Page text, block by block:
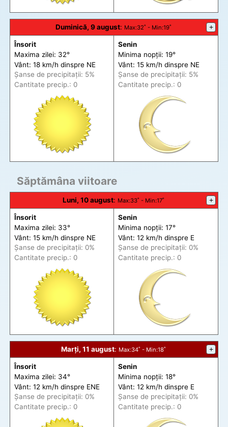
Duminică, 9 august: Max:32˚ - Min:19˚ +
Însorit
Maxima zilei: 32°
Vânt: 18 km/h dinspre NE
Șanse de precipitații: 5%
Cantitate precip.: 0
Senin
Minima nopții: 19°
Vânt: 15 km/h dinspre NE
Șanse de precipitații: 5%
Cantitate precip.: 0
Săptămâna viitoare
Luni, 10 august: Max:33˚ - Min:17˚ +
Însorit
Maxima zilei: 33°
Vânt: 15 km/h dinspre NE
Șanse de precipitații: 0%
Cantitate precip.: 0
Senin
Minima nopții: 17°
Vânt: 12 km/h dinspre E
Șanse de precipitații: 0%
Cantitate precip.: 0
Marți, 11 august: Max:34˚ - Min:18˚ +
Însorit
Maxima zilei: 34°
Vânt: 12 km/h dinspre ENE
Șanse de precipitații: 0%
Cantitate precip.: 0
Senin
Minima nopții: 18°
Vânt: 12 km/h dinspre E
Șanse de precipitații: 0%
Cantitate precip.: 0